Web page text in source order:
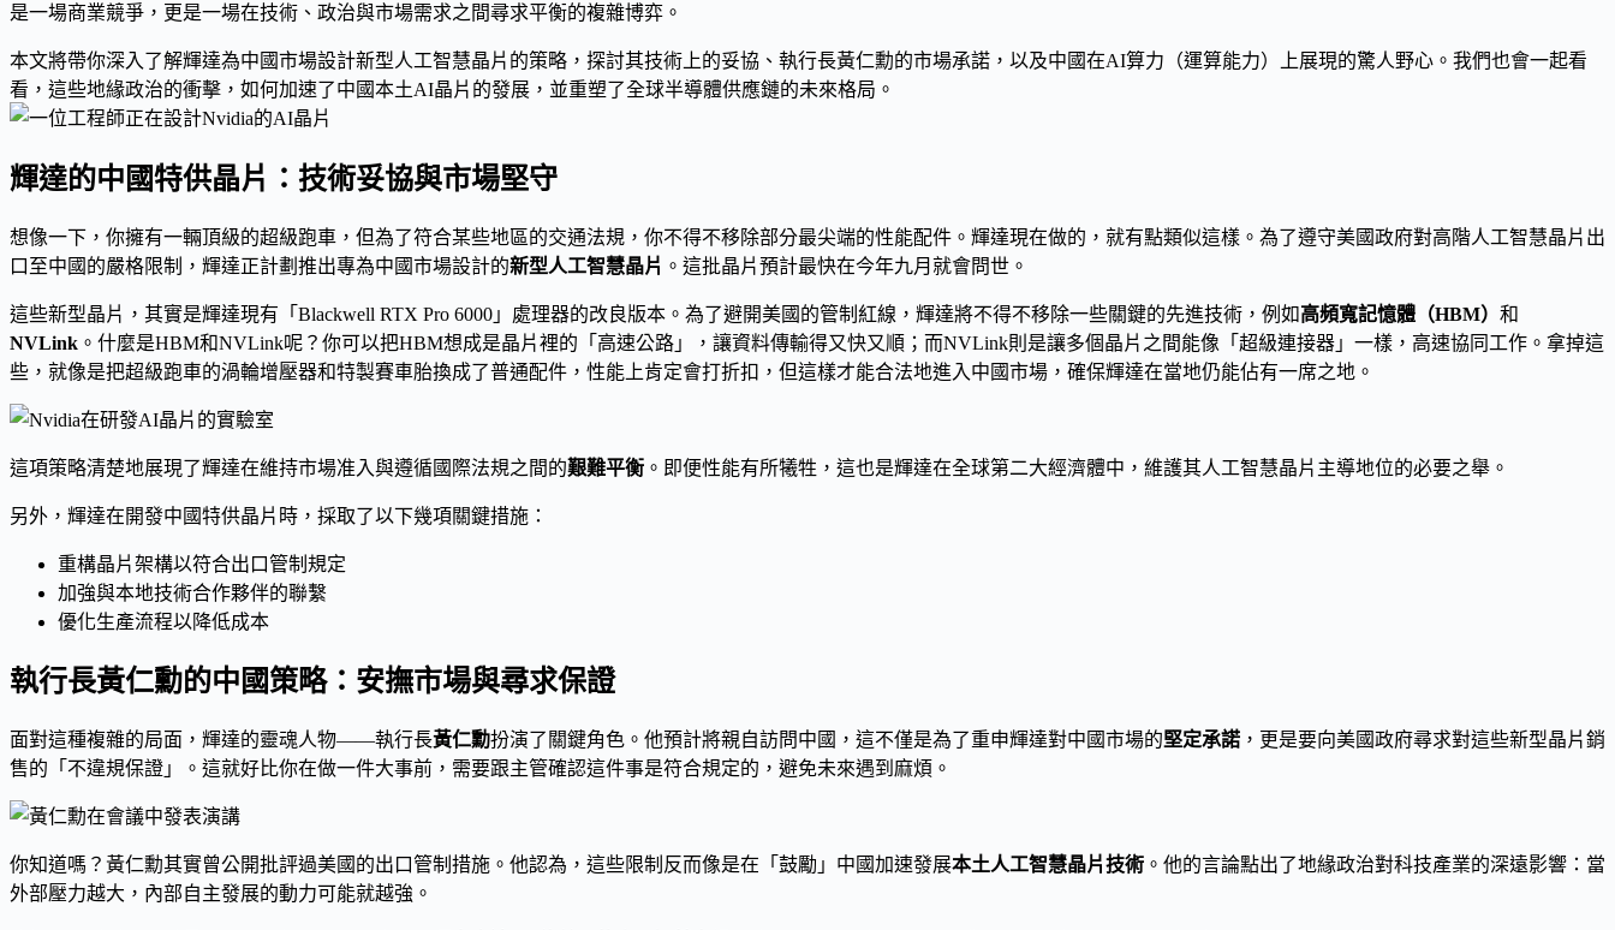
是一場商業競爭，更是一場在技術、政治與市場需求之間尋求平衡的複雜博弈。
本文將帶你深入了解輝達為中國市場設計新型人工智慧晶片的策略，探討其技術上的妥協、執行長黃仁勳的市場承諾，以及中國在AI算力（運算能力）上展現的驚人野心。我們也會一起看
看，這些地緣政治的衝擊，如何加速了中國本土AI晶片的發展，並重塑了全球半導體供應鏈的未來格局。
輝達的中國特供晶片：技術妥協與市場堅守
想像一下，你擁有一輛頂級的超級跑車，但為了符合某些地區的交通法規，你不得不移除部分最尖端的性能配件。輝達現在做的，就有點類似這樣。為了遵守美國政府對高階人工智慧晶片出
口至中國的嚴格限制，輝達正計劃推出專為中國市場設計的新型人工智慧晶片 。這批晶片預計最快在今年九月就會問世。
這些新型晶片，其實是輝達現有「Blackwell RTX Pro 6000」處理器的改良版本。為了避開美國的管制紅線，輝達將不得不移除一些關鍵的先進技術，例如高頻寬記憶體（HBM） 和
NVLink 。什麼是HBM和NVLink呢？你可以把HBM想成是晶片裡的「高速公路」，讓資料傳輸得又快又順；而NVLink則是讓多個晶片之間能像「超級連接器」一樣，高速協同工作。拿掉這
些，就像是把超級跑車的渦輪增壓器和特製賽車胎換成了普通配件，性能上肯定會打折扣，但這樣才能合法地進入中國市場，確保輝達在當地仍能佔有一席之地。
這項策略清楚地展現了輝達在維持市場准入與遵循國際法規之間的艱難平衡 。即便性能有所犧牲，這也是輝達在全球第二大經濟體中，維護其人工智慧晶片主導地位的必要之舉。
另外，輝達在開發中國特供晶片時，採取了以下幾項關鍵措施：
重構晶片架構以符合出口管制規定
加強與本地技術合作夥伴的聯繫
優化生產流程以降低成本
執行長黃仁勳的中國策略：安撫市場與尋求保證
面對這種複雜的局面，輝達的靈魂人物——執行長黃仁勳扮演了關鍵角色。他預計將親自訪問中國，這不僅是為了重申輝達對中國市場的堅定承諾 ，更是要向美國政府尋求對這些新型晶片銷
售的「不違規保證」。這就好比你在做一件大事前，需要跟主管確認這件事是符合規定的，避免未來遇到麻煩。
你知道嗎？黃仁勳其實曾公開批評過美國的出口管制措施。他認為，這些限制反而像是在「鼓勵」中國加速發展本土人工智慧晶片技術 。他的言論點出了地緣政治對科技產業的深遠影響：當
外部壓力越大，內部自主發展的動力可能就越強。